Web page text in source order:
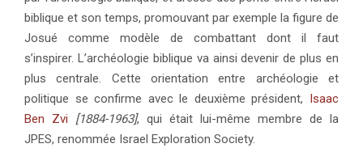
biblique et son temps, promouvant par exemple la figure de
Josué comme modèle de combattant dont il faut
s’inspirer. L’archéologie biblique va ainsi devenir de plus en
plus centrale. Cette orientation entre archéologie et
politique se confirme avec le deuxième président, Isaac
Ben Zvi
[1884-1963], qui était lui-même membre de la
JPES, renommée Israel Exploration Society.